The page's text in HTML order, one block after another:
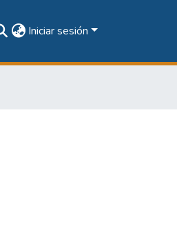
Iniciar sesión